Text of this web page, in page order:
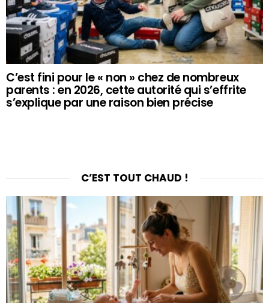
C’est fini pour le « non » chez de nombreux
parents : en 2026, cette autorité qui s’effrite
s’explique par une raison bien précise
C’EST TOUT CHAUD !